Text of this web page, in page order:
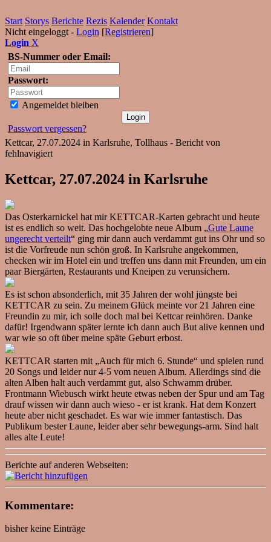
Start Storys Berichte Rezis Kalender Kontakt
Nicht eingeloggt - Login [Registrieren]
Login X
BS-Nummer oder Email:
Passwort:
Angemeldet bleiben
Passwort vergessen?
Kettcar, 27.07.2024 in Karlsruhe, Tollhaus - Bericht von
fehlnavigiert
Kettcar, 27.07.2024 in Karlsruhe
Das Osterkarnickel hat mir KETTCAR-Karten gebracht und heute
ist es endlich so weit. Das hochgelobte neue Album „Gute Laune
ungerecht verteilt“ ging mir dann auch verdammt gut ins Ohr und so
ist die Vorfreude nun schön groß. In Karlsruhe angekommen,
checken wir im Hotel ein und treffen uns dann mit Freunden, um ein
paar Biergärten, Restaurants und Kneipen zu verunsichern.
Es ist schon absonderlich, mit 35 Jahren der wohl jüngste bei
KETTCAR zu sein. Zu meinem Glück meinte vor 21 Jahren eine
Freundin zu mir, ich solle doch mal bei Kettcar reinhören. Danke
dafür! Irgendwann später lernte ich dann auch But alive kennen und
war wie so oft über meine späte Geburt erbost.
KETTCAR starten mit „Auch für mich 6. Stunde“ und spielen rund
20 Songs und leider nur 4-5 vom neuen Album. Allerdings sind die
alten Alben halt auch verdammt gut, also Schwamm drüber.
Frontmann Wiebusch wirkt heute etwas neben der Spur und am Tag
drauf wissen wir dann auch wieso - er ist krank. Hat dem Konzert
heute aber nicht geschadet. Es war wie immer fantastisch. Das
Publikum bester Laune, leider aber sehr bewegungs-arm. Sind halt
alles alte Leute!
Berichte auf anderen Webseiten:
Kommentare:
bisher keine Einträge